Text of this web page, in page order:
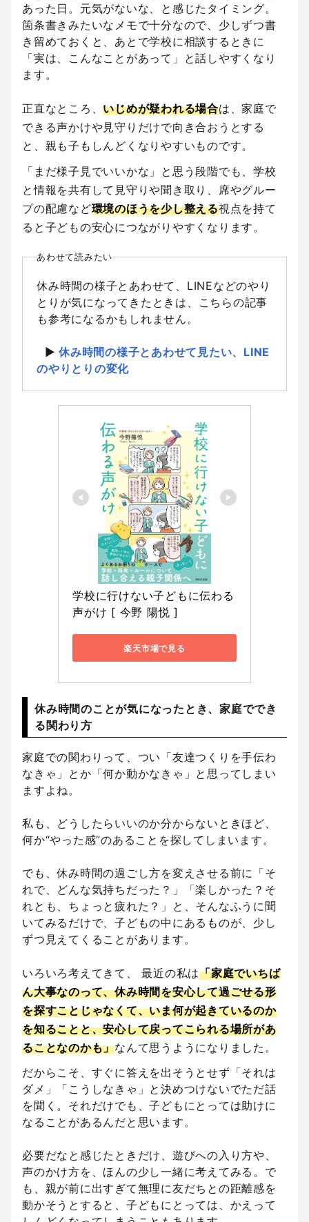
あった日。元気がないな、と感じたタイミング。
箇条書きみたいなメモで十分なので、少しずつ書
き留めておくと、あとで学校に相談するときに
「実は、こんなことがあって」と話しやすくなり
ます。
正直なところ、いじめが疑われる場合は、家庭で
できる声かけや見守りだけで向き合おうとする
と、親も子もしんどくなりやすいものです。
「まだ様子見でいいかな」と思う段階でも、学校
と情報を共有して見守りや聞き取り、席やグルー
プの配慮など環境のほうを少し整える視点を持て
ると子どもの安心につながりやすくなります。
あわせて読みたい
休み時間の様子とあわせて、LINEなどのやり
とりが気になってきたときは、こちらの記事
も参考になるかもしれません。
▶︎ 休み時間の様子とあわせて見たい、LINE
のやりとりの変化
学校に行けない子どもに伝わる
声がけ [ 今野 陽悦 ]
楽天市場で見る
休み時間のことが気になったとき、家庭ででき
る関わり方
家庭での関わりって、つい「友達つくりを手伝わ
なきゃ」とか「何か動かなきゃ」と思ってしまい
ますよね。
私も、どうしたらいいのか分からないときほど、
何か“やった感”のあることを探してしまいます。
でも、休み時間の過ごし方を変えさせる前に「そ
れで、どんな気持ちだった？」「楽しかった？そ
れとも、ちょっと疲れた？」と、そんなふうに聞
いてみるだけで、子どもの中にあるものが、少し
ずつ見えてくることがあります。
いろいろ考えてきて、 最近の私は「家庭でいちば
ん大事なのって、休み時間を安心して過ごせる形
を探すことじゃなくて、いま何が起きているのか
を知ることと、安心して戻ってこられる場所があ
ることなのかも」なんて思うようになりました。
だからこそ、すぐに答えを出そうとせず「それは
ダメ」「こうしなきゃ」と決めつけないでただ話
を聞く。それだけでも、子どもにとっては助けに
なることがあるんだと思います。
必要だなと感じたときだけ、遊びへの入り方や、
声のかけ方を、ほんの少し一緒に考えてみる。で
も、親が前に出すぎて無理に友だちとの距離感を
動かそうとすると、子どもにとっては、かえって